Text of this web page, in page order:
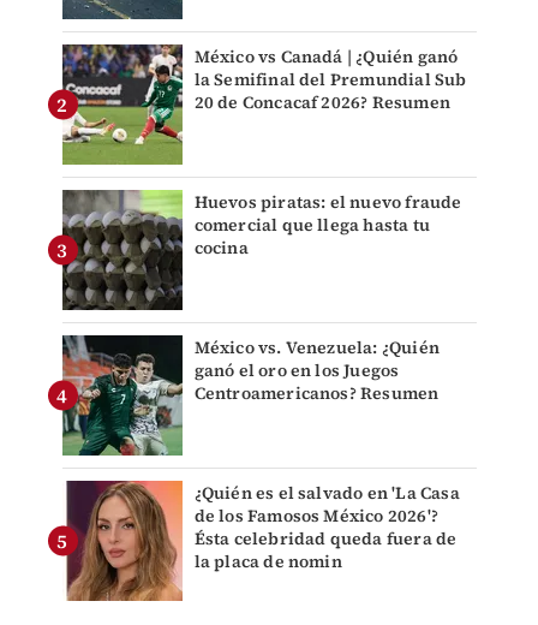
México vs Canadá | ¿Quién ganó
la Semifinal del Premundial Sub
20 de Concacaf 2026? Resumen
Huevos piratas: el nuevo fraude
comercial que llega hasta tu
cocina
México vs. Venezuela: ¿Quién
ganó el oro en los Juegos
Centroamericanos? Resumen
¿Quién es el salvado en 'La Casa
de los Famosos México 2026'?
Ésta celebridad queda fuera de
la placa de nomin